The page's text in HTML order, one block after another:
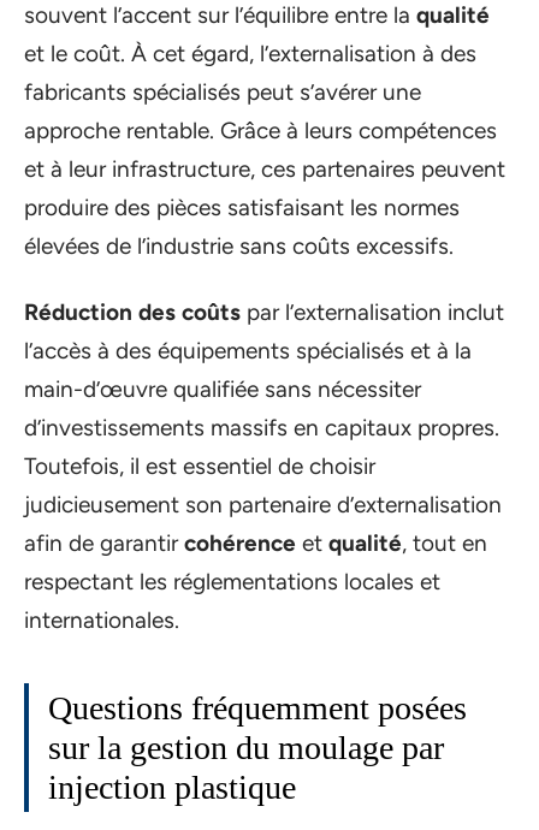
souvent l’accent sur l’équilibre entre la qualité
et le coût. À cet égard, l’externalisation à des
fabricants spécialisés peut s’avérer une
approche rentable. Grâce à leurs compétences
et à leur infrastructure, ces partenaires peuvent
produire des pièces satisfaisant les normes
élevées de l’industrie sans coûts excessifs.
Réduction des coûts par l’externalisation inclut
l’accès à des équipements spécialisés et à la
main-d’œuvre qualifiée sans nécessiter
d’investissements massifs en capitaux propres.
Toutefois, il est essentiel de choisir
judicieusement son partenaire d’externalisation
afin de garantircohérence et qualité, tout en
respectant les réglementations locales et
internationales.
Questions fréquemment posées
sur la gestion du moulage par
injection plastique